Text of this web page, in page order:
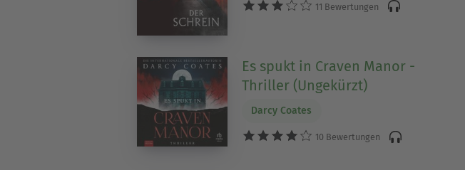
11 Bewertungen
Es spukt in Craven Manor -
Thriller (Ungekürzt)
Darcy Coates
10 Bewertungen